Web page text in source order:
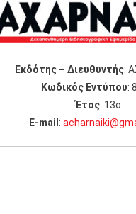
Εκδότης – Διευθυντής:
Κωδικός Εντύπου:
Έτος: 13ο
Ε-mail :